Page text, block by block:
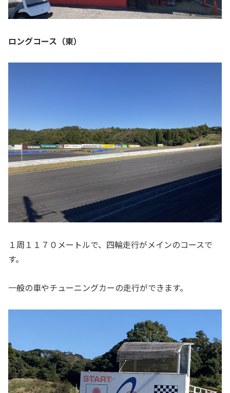
ロングコース（東）
１周１１７０メートルで、四輪走行がメインのコースで
す。
一般の車やチューニングカーの走行ができます。